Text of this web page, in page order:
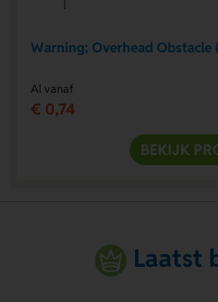
Warning; Overhead Obstacle
Al vanaf
€ 0,74
BEKIJK
Laatst